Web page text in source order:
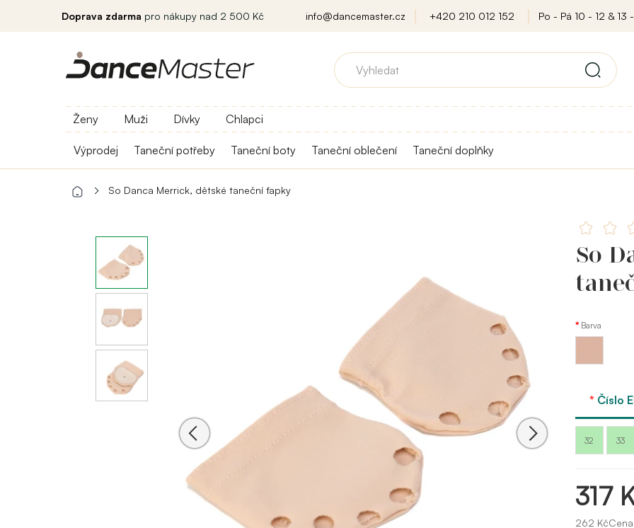
Doprava zdarma pro nákupy nad 2 500 Kč info@dancemaster.cz +420 210 012 152 Po - Pá 10 - 12 & 13
Ženy Muži Dívky Chlapci
Výprodej Taneční potřeby Taneční boty Taneční oblečení Taneční doplňky
So Danca Merrick, dětské taneční ťapky
So
Barva
Číslo
32 33
317
262